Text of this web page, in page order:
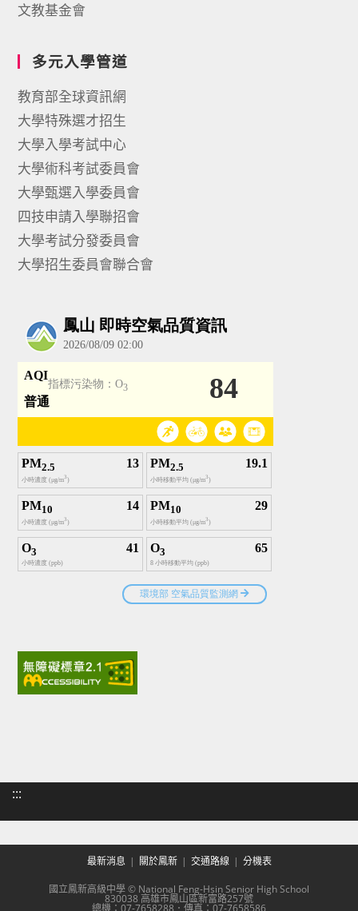
文教基金會
多元入學管道
教育部全球資訊網
大學特殊選才招生
大學入學考試中心
大學術科考試委員會
大學甄選入學委員會
四技申請入學聯招會
大學考試分發委員會
大學招生委員會聯合會
:::
最新消息 關於鳳新 交通路線 分機表
國立鳳新高級中學 © National Feng-Hsin Senior High School
830038 高雄市鳳山區新富路257號
總機：07-7658288．傳真：07-7658586